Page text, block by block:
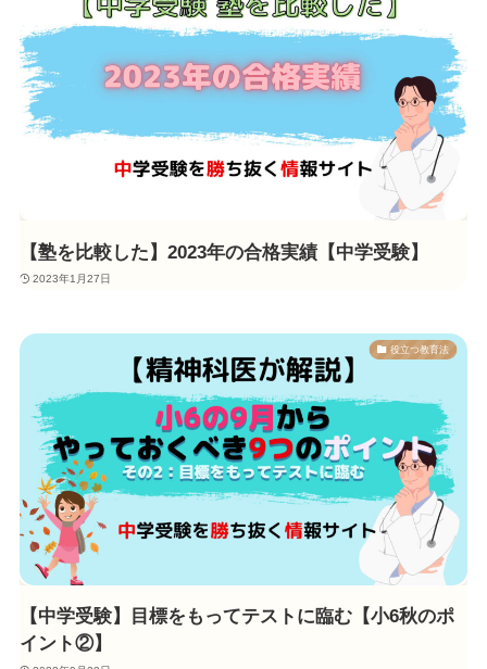
【塾を比較した】2023年の合格実績【中学受験】
2023年1月27日
役立つ教育法
【中学受験】目標をもってテストに臨む【小6秋のポ
イント②】